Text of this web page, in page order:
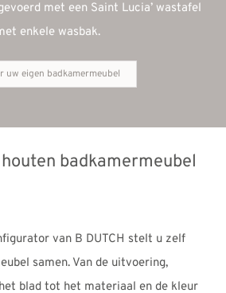
met een Saint Lucia’ wastafel
enkele wasbak.
uw eigen badkamermeubel
badkamermeubel
van B DUTCH stelt u zelf
samen. Van de uitvoering,
blad tot het materiaal en de kleur